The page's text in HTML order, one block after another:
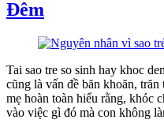
Đêm
Tai sao tre so sinh hay khoc
cũng là vấn đề băn khoăn,
mẹ hoàn toàn hiểu rằng, khóc
vào việc gì đó mà con không